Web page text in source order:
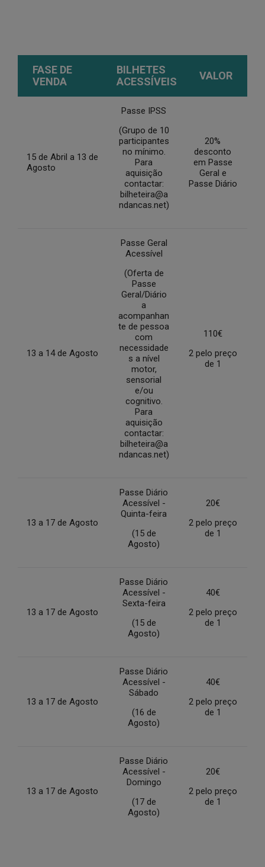
FASE DE
VENDA
BILHETES
ACESSÍVEIS
VALOR
15 de Abril a 13 de
Agosto
Passe IPSS
(Grupo de 10
participantes
no mínimo.
Para
aquisição
contactar:
bilheteira@a
ndancas.net)
20%
desconto
em Passe
Geral e
Passe Diário
13 a 14 de Agosto
Passe Geral
Acessível
(Oferta de
Passe
Geral/Diário
a
acompanhan
te de pessoa
com
necessidade
s a nível
motor,
sensorial
e/ou
cognitivo.
Para
aquisição
contactar:
bilheteira@a
ndancas.net)
110€
2 pelo preço
de 1
13 a 17 de Agosto
Passe Diário
Acessível -
Quinta-feira
(15 de
Agosto)
20€
2 pelo preço
de 1
13 a 17 de Agosto
Passe Diário
Acessível -
Sexta-feira
(15 de
Agosto)
40€
2 pelo preço
de 1
13 a 17 de Agosto
Passe Diário
Acessível -
Sábado
(16 de
Agosto)
40€
2 pelo preço
de 1
13 a 17 de Agosto
Passe Diário
Acessível -
Domingo
(17 de
Agosto)
20€
2 pelo preço
de 1